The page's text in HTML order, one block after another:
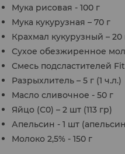
Мука рисовая - 100 г
Мука кукурузная – 70 г
Крахмал кукурузный – 20
Сухое обезжиренное
Смесь подсластителей
Разрыхлитель – 5 г (1 ч.л.)
Масло сливочное - 50 г
Яйцо (С0) – 2 шт (113 гр)
Апельсин - 1 шт
Молоко 2,5% - 150 г